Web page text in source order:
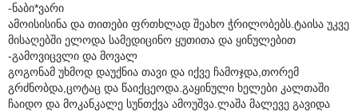
-ნაბი*ვარი
ამოისისინა და თითები ფრთხლად შეახო ჭრილობებს.ტაისა უკვე
მისაღებში ელოდა სამედიცინო ყუთითა და ყინულებით
-გამოვიცვლი და მოვალ
გოგონამ უხმოდ დაუქნია თავი და იქვე ჩამოჯდა,თორემ
გრძნობდა,ცოტაც და წაიქცეოდა.გაყინული ხელები კალთაში
ჩაიდო და მოკანკალე სუნთქვა ამოუშვა.ლაშა მალევე გავიდა